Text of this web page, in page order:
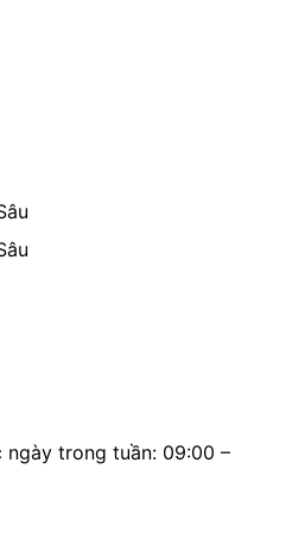
trong tuần: 09:00 –